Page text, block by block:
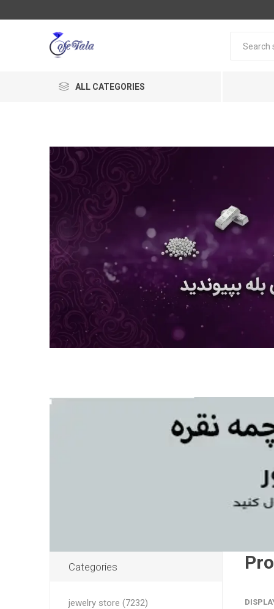
ALL CATEGORIES
Categories
jewelry store (7232)